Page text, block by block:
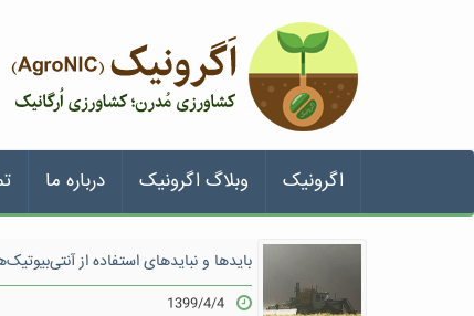
اگرونیک وبلاگ اگرونیک درباره ما
بایدها و نبایدهای استفاده از
1399/4/4